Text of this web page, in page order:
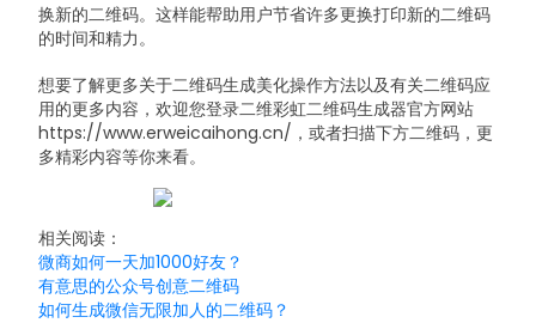
换新的二维码。这样能帮助用户节省许多更换打印新的二维码
的时间和精力。
想要了解更多关于二维码生成美化操作方法以及有关二维码应
用的更多内容，欢迎您登录二维彩虹二维码生成器官方网站
https://www.erweicaihong.cn/，或者扫描下方二维码，更
多精彩内容等你来看。
相关阅读：
微商如何一天加1000好友？
有意思的公众号创意二维码
如何生成微信无限加人的二维码？